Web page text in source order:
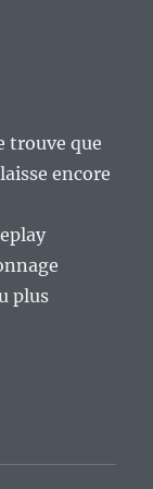
trouve que
encore
plus